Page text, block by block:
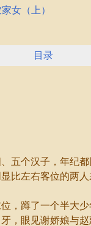
女（上）
目录
个汉子，年纪都
比左右客位的两人
蹲了一个半大少
，眼见谢娇娘与